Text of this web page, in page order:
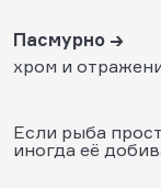
Пасмурно →
хром и
Если рыба
иногда её